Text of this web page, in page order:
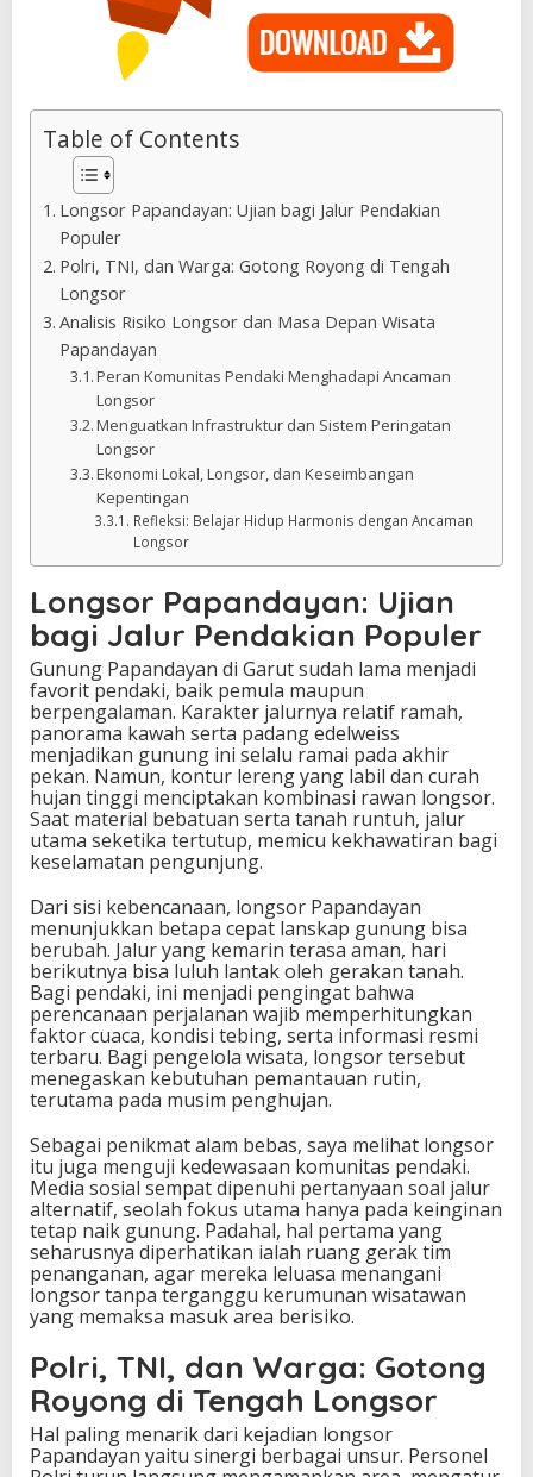
Table of Contents
Longsor Papandayan: Ujian bagi Jalur Pendakian
Populer
Polri, TNI, dan Warga: Gotong Royong di Tengah
Longsor
Analisis Risiko Longsor dan Masa Depan Wisata
Papandayan
Peran Komunitas Pendaki Menghadapi Ancaman
Longsor
Menguatkan Infrastruktur dan Sistem Peringatan
Longsor
Ekonomi Lokal, Longsor, dan Keseimbangan
Kepentingan
Refleksi: Belajar Hidup Harmonis dengan Ancaman
Longsor
Longsor Papandayan: Ujian
bagi Jalur Pendakian Populer
Gunung Papandayan di Garut sudah lama menjadi
favorit pendaki, baik pemula maupun
berpengalaman. Karakter jalurnya relatif ramah,
panorama kawah serta padang edelweiss
menjadikan gunung ini selalu ramai pada akhir
pekan. Namun, kontur lereng yang labil dan curah
hujan tinggi menciptakan kombinasi rawan longsor.
Saat material bebatuan serta tanah runtuh, jalur
utama seketika tertutup, memicu kekhawatiran bagi
keselamatan pengunjung.
Dari sisi kebencanaan, longsor Papandayan
menunjukkan betapa cepat lanskap gunung bisa
berubah. Jalur yang kemarin terasa aman, hari
berikutnya bisa luluh lantak oleh gerakan tanah.
Bagi pendaki, ini menjadi pengingat bahwa
perencanaan perjalanan wajib memperhitungkan
faktor cuaca, kondisi tebing, serta informasi resmi
terbaru. Bagi pengelola wisata, longsor tersebut
menegaskan kebutuhan pemantauan rutin,
terutama pada musim penghujan.
Sebagai penikmat alam bebas, saya melihat longsor
itu juga menguji kedewasaan komunitas pendaki.
Media sosial sempat dipenuhi pertanyaan soal jalur
alternatif, seolah fokus utama hanya pada keinginan
tetap naik gunung. Padahal, hal pertama yang
seharusnya diperhatikan ialah ruang gerak tim
penanganan, agar mereka leluasa menangani
longsor tanpa terganggu kerumunan wisatawan
yang memaksa masuk area berisiko.
Polri, TNI, dan Warga: Gotong
Royong di Tengah Longsor
Hal paling menarik dari kejadian longsor
Papandayan yaitu sinergi berbagai unsur. Personel